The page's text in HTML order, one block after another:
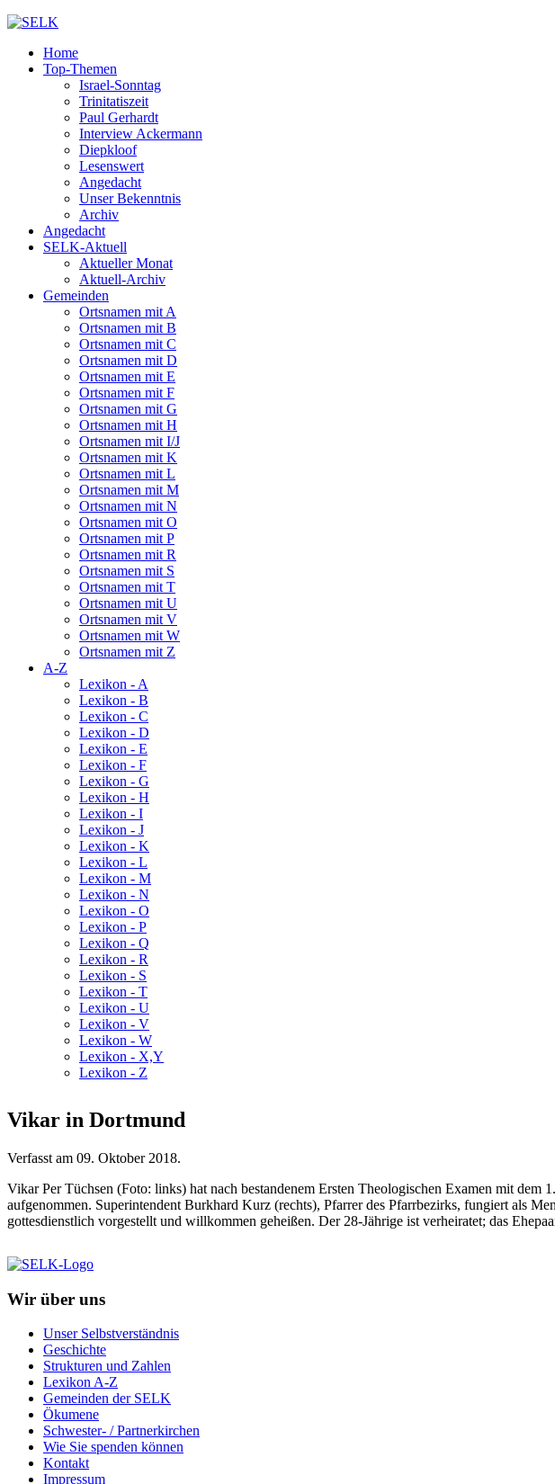
Home
Top-Themen
Israel-Sonntag
Trinitatiszeit
Paul Gerhardt
Interview Ackermann
Diepkloof
Lesenswert
Angedacht
Unser Bekenntnis
Archiv
Angedacht
SELK-Aktuell
Aktueller Monat
Aktuell-Archiv
Gemeinden
Ortsnamen mit A
Ortsnamen mit B
Ortsnamen mit C
Ortsnamen mit D
Ortsnamen mit E
Ortsnamen mit F
Ortsnamen mit G
Ortsnamen mit H
Ortsnamen mit I/J
Ortsnamen mit K
Ortsnamen mit L
Ortsnamen mit M
Ortsnamen mit N
Ortsnamen mit O
Ortsnamen mit P
Ortsnamen mit R
Ortsnamen mit S
Ortsnamen mit T
Ortsnamen mit U
Ortsnamen mit V
Ortsnamen mit W
Ortsnamen mit Z
A-Z
Lexikon - A
Lexikon - B
Lexikon - C
Lexikon - D
Lexikon - E
Lexikon - F
Lexikon - G
Lexikon - H
Lexikon - I
Lexikon - J
Lexikon - K
Lexikon - L
Lexikon - M
Lexikon - N
Lexikon - O
Lexikon - P
Lexikon - Q
Lexikon - R
Lexikon - S
Lexikon - T
Lexikon - U
Lexikon - V
Lexikon - W
Lexikon - X,Y
Lexikon - Z
Vikar in Dortmund
Verfasst am 09. Oktober 2018.
Vikar Per Tüchsen (Foto: links) hat nach bestandenem Ersten Theologischen Examen mit
aufgenommen. Superintendent Burkhard Kurz (rechts), Pfarrer des Pfarrbezirks, fungiert als
gottesdienstlich vorgestellt und willkommen geheißen. Der 28-Jährige ist verheiratet; das
Wir über uns
Unser Selbstverständnis
Geschichte
Strukturen und Zahlen
Lexikon A-Z
Gemeinden der SELK
Ökumene
Schwester- / Partnerkirchen
Wie Sie spenden können
Kontakt
Impressum